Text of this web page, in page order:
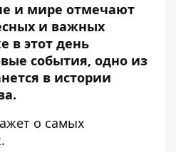
и мире отмечают
и важных
в этот день
события, одно из
в истории
о самых